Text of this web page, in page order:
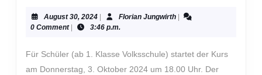
August 30, 2024August
30,
Florian JungwirthFlorian
0 Comment
3:46 p.m.
Für Schüler (ab 1. Klasse Volksschule) startet der Kurs
am Donnerstag, 3. Oktober 2024 um 18.00 Uhr. Der